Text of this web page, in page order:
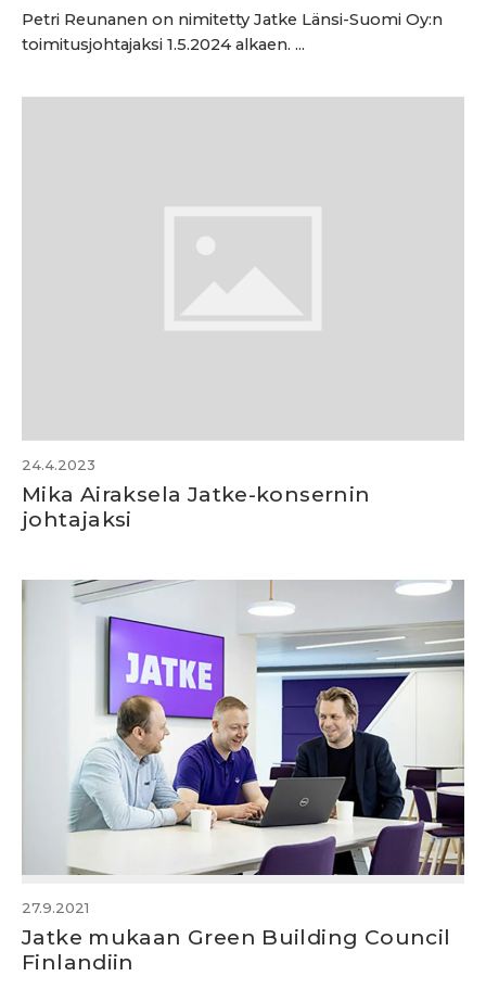
Petri Reunanen on nimitetty Jatke Länsi-Suomi Oy:n
toimitusjohtajaksi 1.5.2024 alkaen. ...
24.4.2023
Mika Airaksela Jatke-konsernin
johtajaksi
27.9.2021
Jatke mukaan Green Building Council
Finlandiin